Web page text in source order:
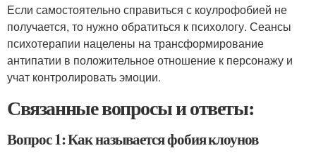
Если самостоятельно справиться с коулрофобией не
получается, то нужно обратиться к психологу. Сеансы
психотерапии нацелены на трансформирование
антипатии в положительное отношение к персонажу и
учат контролировать эмоции.
Связанные вопросы и ответы:
Вопрос 1: Как называется фобия клоунов